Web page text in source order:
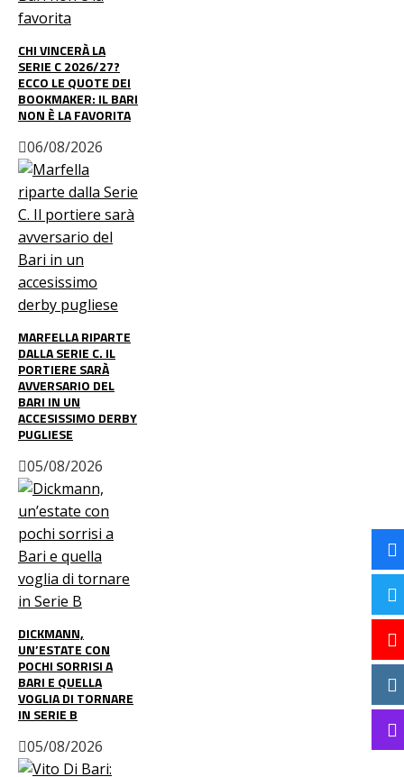
CHI VINCERÀ LA
SERIE C 2026/27?
ECCO LE QUOTE DEI
BOOKMAKER: IL BARI
NON È LA FAVORITA
06/08/2026
MARFELLA RIPARTE
DALLA SERIE C. IL
PORTIERE SARÀ
AVVERSARIO DEL
BARI IN UN
ACCESISSIMO DERBY
PUGLIESE
05/08/2026
DICKMANN,
UN’ESTATE CON
POCHI SORRISI A
BARI E QUELLA
VOGLIA DI TORNARE
IN SERIE B
05/08/2026